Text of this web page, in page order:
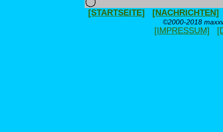
[STARTSEITE] [NACHRICHTEN]
©2000-2018
[IMPRESSUM]